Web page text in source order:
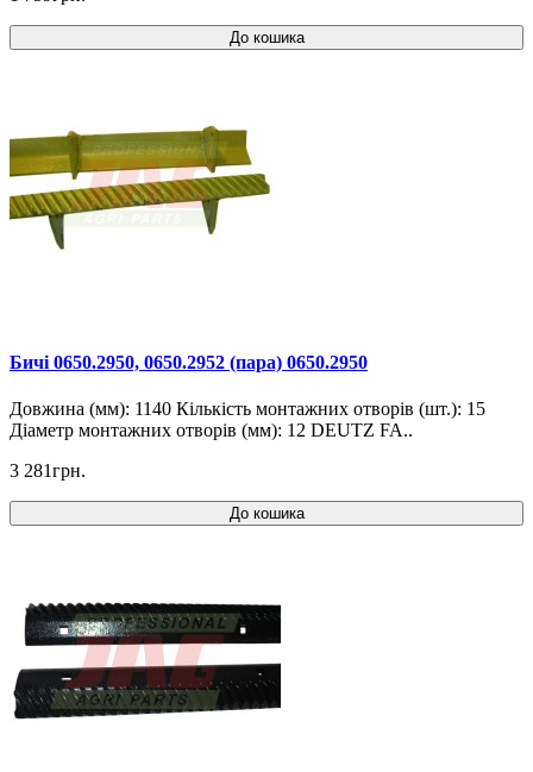
До кошика
Бичі 0650.2950, ​​0650.2952 (пара) 0650.2950
Довжина (мм): 1140 Кількість монтажних отворів (шт.): 15
Діаметр монтажних отворів (мм): 12 DEUTZ FA..
3 281грн.
До кошика